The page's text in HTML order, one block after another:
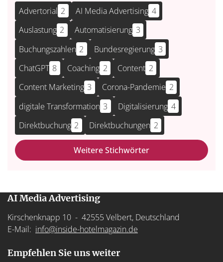
Advertorial 2 AI Media Advertising 4
Auslastung 2 Automatisierung 3
Buchungszahlen 2 Bundesregierung 3
ChatGPT 8 Coaching 2 Content 2
Content Marketing 3 Corona-Pandemie 2
digitale Transformation 3 Digitalisierung 4
Direktbuchung 2 Direktbuchungen 2
Weitere Stichwörter
AI Media Advertising
Kirschenknapp 10 - 42555 Velbert, Deutschland
E-Mail: info@inside-hotelmagazin.de
Empfehlen Sie uns weiter